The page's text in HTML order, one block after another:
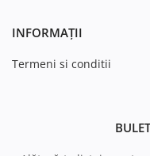
INFORMAȚII
Termeni si conditii